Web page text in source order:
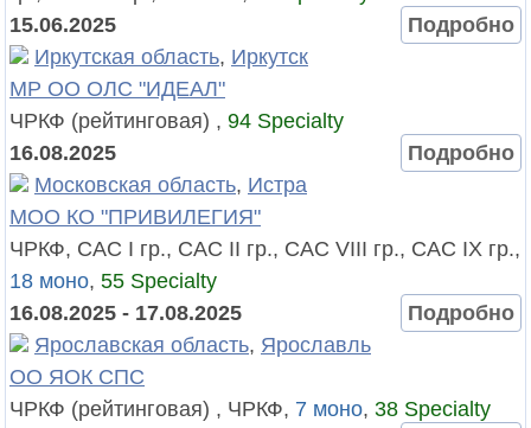
15.06.2025
Подробно
Иркутская область, Иркутск
МР ОО ОЛС "ИДЕАЛ"
ЧРКФ (рейтинговая) , 94 Specialty
16.08.2025
Подробно
Московская область, Истра
МОО КО "ПРИВИЛЕГИЯ"
ЧРКФ, САС I гр., САС II гр., САС VIII гр., САС IX гр.,
18 моно, 55 Specialty
16.08.2025 - 17.08.2025
Подробно
Ярославская область, Ярославль
ОО ЯОК СПС
ЧРКФ (рейтинговая) , ЧРКФ, 7 моно, 38 Specialty